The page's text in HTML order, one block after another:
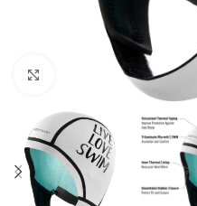
Click to enlarge